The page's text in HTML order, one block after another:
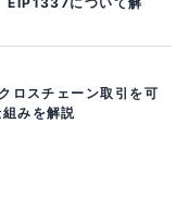
ロスチェーン取引を可
みを解説